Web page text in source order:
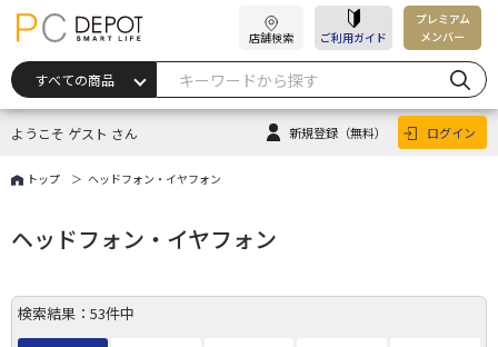
店舗検索 ご利用ガイド
プレミアム
メンバー
ようこそ ゲスト さん 新規登録 （無料） ログイン
トップ ヘッドフォン・イヤフォン
ヘッドフォン・イヤフォン
検索結果：53件中